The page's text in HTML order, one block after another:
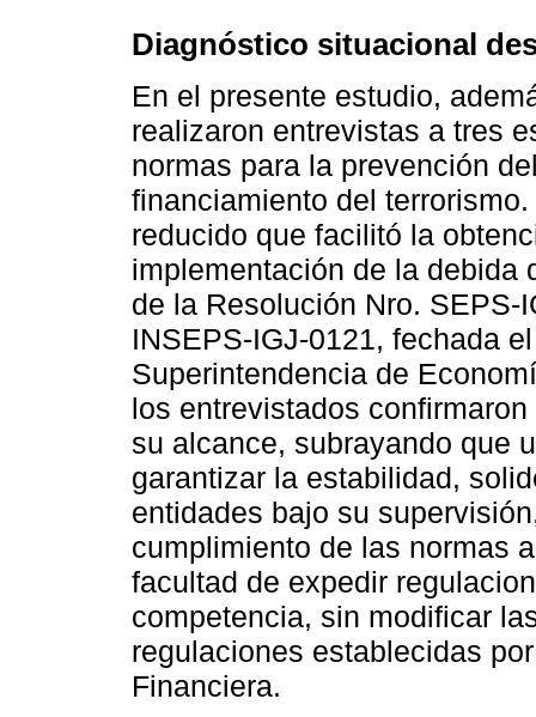
Diagnóstico situacional
En el presente estudio,
realizaron entrevistas a tres
normas para la prevención
financiamiento del
reducido que facilitó la
implementación de la debida
de la Resolución Nro. SEPS-
INSEPS-IGJ-0121, fechada
Superintendencia de
los entrevistados
su alcance, subrayando que
garantizar la estabilidad,
entidades bajo su
cumplimiento de las normas
facultad de expedir
competencia, sin modificar
regulaciones establecidas
Financiera.